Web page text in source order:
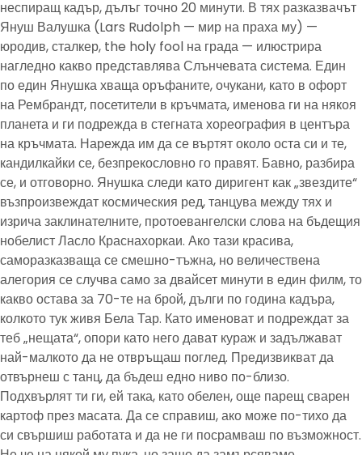
неспиращ кадър, дълъг точно 20 минути. В тях разказвачът
Януш Валушка (Lars Rudolph — мир на праха му) —
юродив, сталкер, the holy fool на града — илюстрира
нагледно какво представлява Слънчевата система. Един
по един Янушка хваща оръфаните, очукани, като в офорт
на Рембрандт, посетители в кръчмата, именова ги на някоя
планета и ги подрежда в стегната хореография в центъра
на кръчмата. Нарежда им да се въртят около оста си и те,
кандилкайки се, безпрекословно го правят. Бавно, разбира
се, и отговорно. Янушка следи като диригент как „звездите“
възпроизвеждат космическия ред, танцува между тях и
изрича заклинателните, протоевангелски слова на бъдещия
нобелист Ласло Краснахоркаи. Ако тази красива,
саморазказваща се смешно-тъжна, но величествена
алегория се случва само за двайсет минути в един филм, то
какво остава за 70-те на брой, дълги по година кадъра,
колкото тук живя Бела Тар. Като именоват и подреждат за
теб „нещата“, опори като него дават кураж и задължават
най-малкото да не отвръщаш поглед. Предизвикват да
отвърнеш с танц, да бъдеш едно ниво по-близо.
Подхвърлят ти ги, ей така, като обелен, още парещ сварен
картоф през масата. Да се справиш, ако може по-тихо да
си свършиш работата и да не ги посрамваш по възможност.